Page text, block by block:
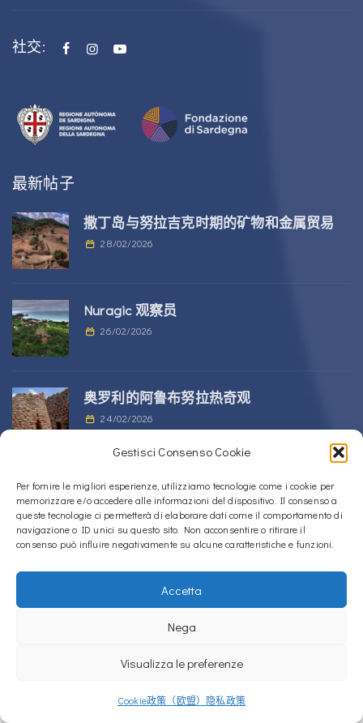
Gestisci Consenso Cookie
Per fornire le migliori esperienze, utilizziamo tecnologie come i cookie per
memorizzare e/o accedere alle informazioni del dispositivo. Il consenso a
queste tecnologie ci permetterà di elaborare dati come il comportamento di
navigazione o ID unici su questo sito. Non acconsentire o ritirare il
consenso può influire negativamente su alcune caratteristiche e funzioni.
Accetta
Nega
Visualizza le preferenze
Cookie政策（欧盟） 隐私政策
社交:
最新帖子
撒丁岛与努拉吉克时期的矿物和金属贸易
28/02/2026
Nuragic 观察员
26/02/2026
奥罗利的阿鲁布努拉热奇观
24/02/2026
位于 Alà dei Sardi 的 Sos Nurattolos
Nuragic 建筑群
23/02/2026
Copyright © 2020 – 2026La Sardegna verso l'Unesco